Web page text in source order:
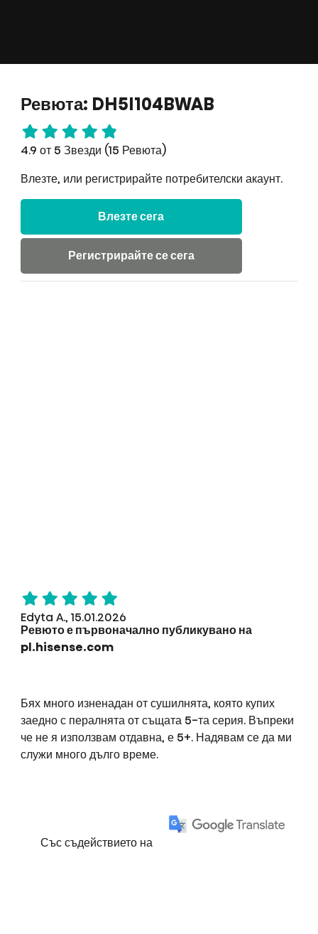
Ревюта: DH5I104BWAB
4.9 от 5 Звезди (15 Ревюта)
Влезте, или регистрирайте потребителски акаунт.
Влезте сега
Регистрирайте се сега
Edyta A., 15.01.2026
Ревюто е първоначално публикувано на
pl.hisense.com
Бях много изненадан от сушилнята, която купих
заедно с пералнята от същата 5-та серия. Въпреки
че не я използвам отдавна, е 5+. Надявам се да ми
служи много дълго време.
Със съдействието на